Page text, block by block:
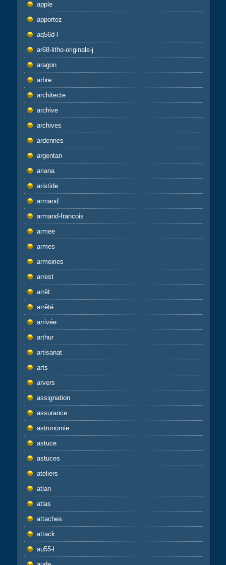
apple
apportez
aq56d-l
ar68-litho-originale-j
aragon
arbre
architecte
archive
archives
ardennes
argentan
ariana
aristide
armand
armand-francois
armee
armes
armoiries
arrest
arrêt
arrêté
arrivée
arthur
artisanat
arts
arvers
assignation
assurance
astronomie
astuce
astuces
ateliers
atlan
atlas
attaches
attack
au55-l